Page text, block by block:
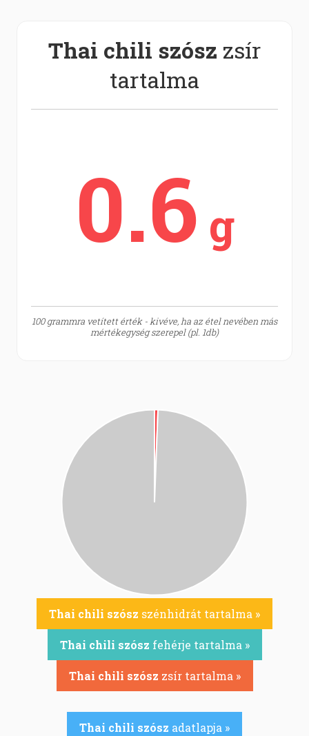
Thai chili szósz zsír
tartalma
0.6 g
100 grammra vetített érték - kivéve, ha az étel nevében más
mértékegység szerepel (pl. 1db)
Thai chili szósz szénhidrát tartalma »
Thai chili szósz fehérje tartalma »
Thai chili szósz zsír tartalma »
Thai chili szósz adatlapja »